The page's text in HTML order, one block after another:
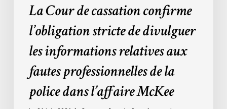
police
dans
McKee
La Cour de cassation confirme
l’obligation stricte de divulguer
les informations relatives aux
fautes professionnelles de la
police dans l’affaire McKee